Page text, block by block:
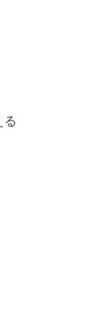
る